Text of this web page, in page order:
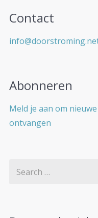
Contact
Abonneren
Meld je aan om
ontvangen